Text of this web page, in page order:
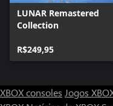
LUNAR Remastered
Collection
R$249,95
XBOX consoles Jogos